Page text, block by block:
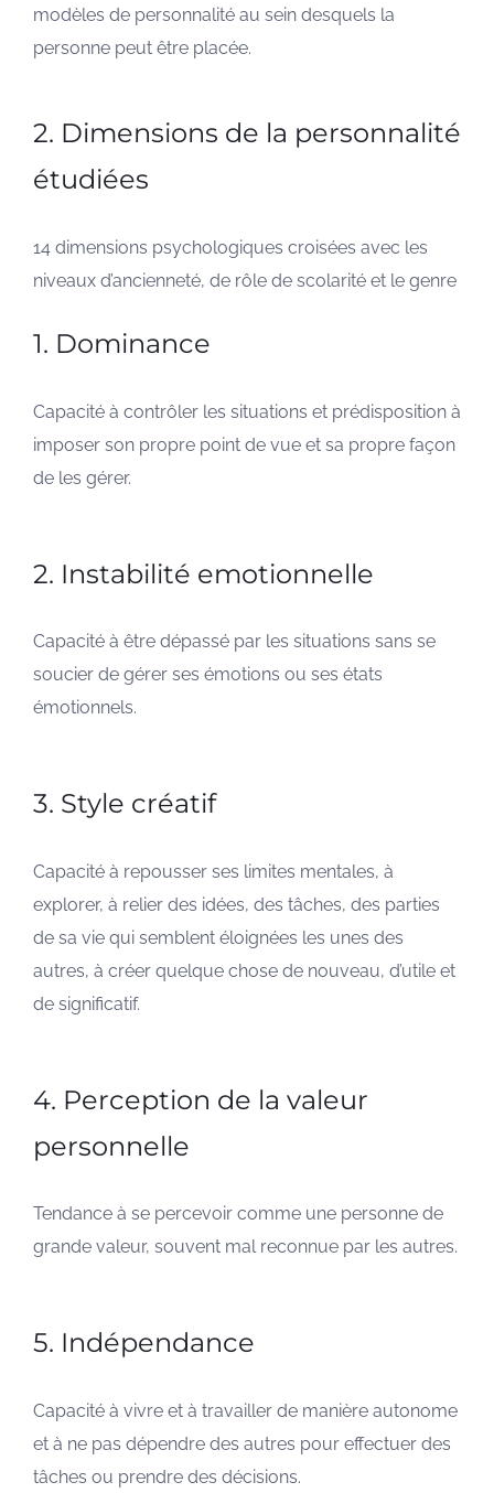
modèles de personnalité au sein desquels la
personne peut être placée.
2. Dimensions de la personnalité
étudiées
14 dimensions psychologiques croisées avec les
niveaux d’ancienneté, de rôle de scolarité et le genre
1. Dominance
Capacité à contrôler les situations et prédisposition à
imposer son propre point de vue et sa propre façon
de les gérer.
2. Instabilité emotionnelle
Capacité à être dépassé par les situations sans se
soucier de gérer ses émotions ou ses états
émotionnels.
3. Style créatif
Capacité à repousser ses limites mentales, à
explorer, à relier des idées, des tâches, des parties
de sa vie qui semblent éloignées les unes des
autres, à créer quelque chose de nouveau, d’utile et
de significatif.
4. Perception de la valeur
personnelle
Tendance à se percevoir comme une personne de
grande valeur, souvent mal reconnue par les autres.
5. Indépendance
Capacité à vivre et à travailler de manière autonome
et à ne pas dépendre des autres pour effectuer des
tâches ou prendre des décisions.